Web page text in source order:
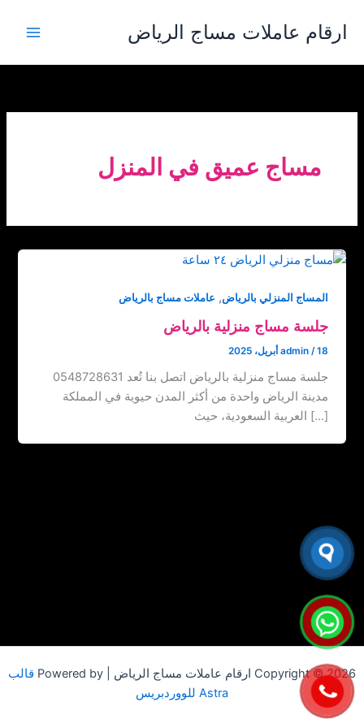
المحتوى
ارقام عاملات مساج الرياض
مساج عميق في المنزل
المساج المنزلي بالرياض, عاملات مساج بالرياض
جلسة مساج منزلية بالرياض
admin /18 أبريل، 2025
جلسة مساج منزلية بالرياض اتصل بنا ‏‪0548728631 تُعد
مدينة الرياض واحدة من أكثر المدن حيوية في المملكة
العربية السعودية، حيث […]
Copyright © 2026 ارقام عاملات مساج الرياض | Powered by
قالب
Astra للووردبريس